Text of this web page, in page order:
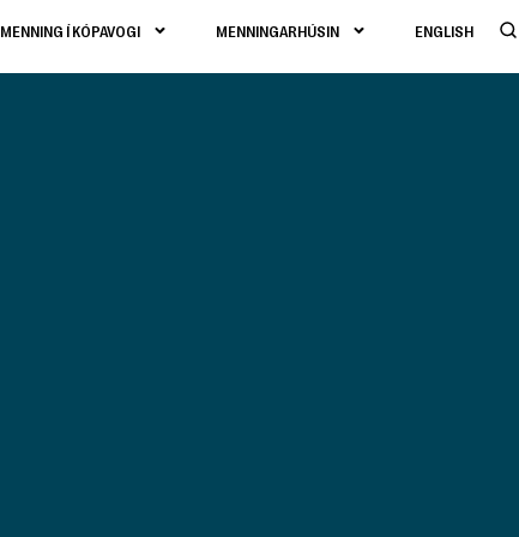
MENNING Í KÓPAVOGI MENNINGARHÚSIN ENGLISH